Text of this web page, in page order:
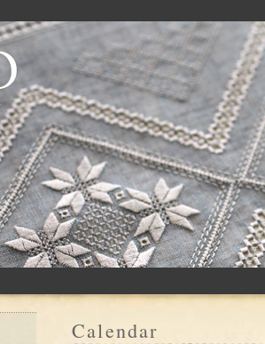
Calendar